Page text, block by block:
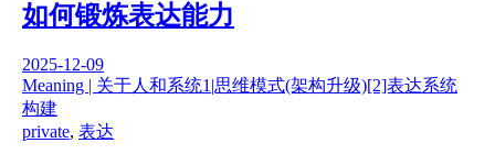
如何锻炼表达能力
2025-12-09
Meaning | 关于人和系统1|思维模式(架构升级)[2]表达系统
构建
private, 表达